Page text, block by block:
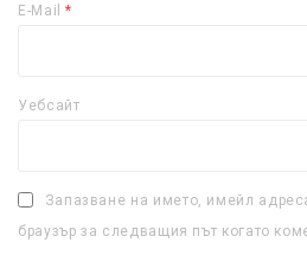
E-Mail*
Уебсайт
Запазване на името, имейл
браузър за следващия път когато